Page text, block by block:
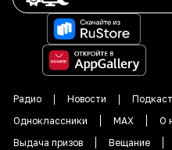
Радио Новости
Одноклассники
MAX О
Выдача призов
Вещание